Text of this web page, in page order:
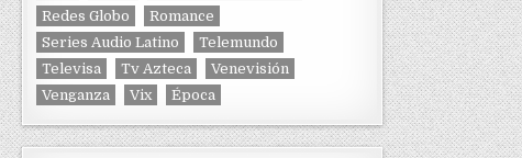
Redes Globo
Romance
Series Audio Latino
Telemundo
Televisa
Tv Azteca
Venevisión
Venganza
Vix Época